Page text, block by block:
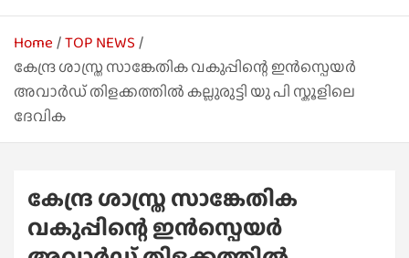
Home TOP NEWS
കേന്ദ്ര ശാസ്ത്ര സാങ്കേതിക വകുപ്പിന്റെ ഇൻസ്പെയർ
അവാർഡ് തിളക്കത്തിൽ കല്ലുരുട്ടി യു പി സ്കൂളിലെ
ദേവിക
കേന്ദ്ര ശാസ്ത്ര സാങ്കേതിക
വകുപ്പിന്റെ ഇൻസ്പെയർ